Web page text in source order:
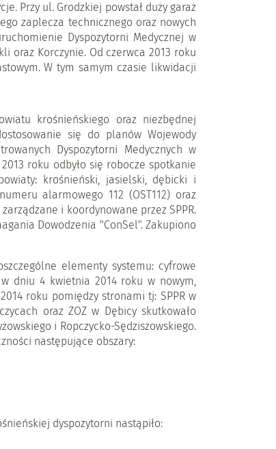
Przy ul. Grodzkiej powstał duży garaż
zaplecza technicznego oraz nowych
Dyspozytorni Medycznej w
oraz Korczynie. Od czerwca 2013 roku
W tym samym czasie likwidacji
krośnieńskiego oraz niezbędnej
się do planów Wojewody
Dyspozytorni Medycznych w
roku odbyło się robocze spotkanie
krośnieński, jasielski, dębicki i
alarmowego 112 (OST112) oraz
i koordynowane przez SPPR.
Dowodzenia "ConSel". Zakupiono
elementy systemu: cyfrowe
dniu 4 kwietnia 2014 roku w nowym,
roku pomiędzy stronami tj: SPPR w
oraz ZOZ w Dębicy skutkowało
i Ropczycko-Sędziszowskiego.
następujące obszary:
dyspozytorni nastąpiło: